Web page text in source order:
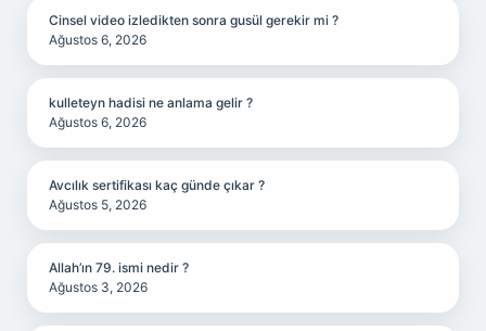
Cinsel video izledikten sonra gusül gerekir mi ?
Ağustos 6, 2026
kulleteyn hadisi ne anlama gelir ?
Ağustos 6, 2026
Avcılık sertifikası kaç günde çıkar ?
Ağustos 5, 2026
Allah’ın 79. ismi nedir ?
Ağustos 3, 2026